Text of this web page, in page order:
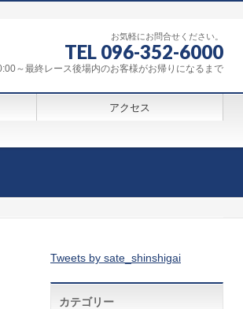
お気軽にお問合せください。
TEL 096-352-6000
～最終レース後場内のお客様がお帰りになるまで
アクセス
Tweets by sate_shinshigai
カテゴリー